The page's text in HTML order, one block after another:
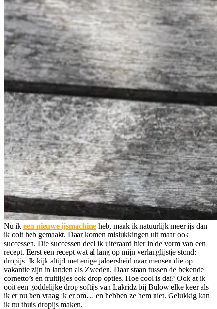
Nu ik een nieuwe ijsmachine heb, maak ik natuurlijk meer ijs dan
ik ooit heb gemaakt. Daar komen mislukkingen uit maar ook
successen. Die successen deel ik uiteraard hier in de vorm van een
recept. Eerst een recept wat al lang op mijn verlanglijstje stond:
dropijs. Ik kijk altijd met enige jaloersheid naar mensen die op
vakantie zijn in landen als Zweden. Daar staan tussen de bekende
cornetto’s en fruitijsjes ook drop opties. Hoe cool is dat? Ook at ik
ooit een goddelijke drop softijs van Lakridz bij Bulow elke keer als
ik er nu ben vraag ik er om… en hebben ze hem niet. Gelukkig kan
ik nu thuis dropijs maken.